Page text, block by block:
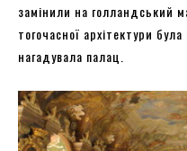
замінили на голландський
тогочасної архітектури
нагадувала палац.